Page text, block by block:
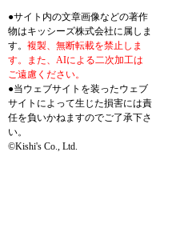
●サイト内の文章画像などの著作
物はキッシーズ株式会社に属しま
す。 複製、無断転載を禁止しま
す。また、AIによる二次加工は
ご遠慮ください。
●当ウェブサイトを装ったウェブ
サイトによって生じた損害には責
任を負いかねますのでご了承下さ
い。
©Kishi's Co., Ltd.